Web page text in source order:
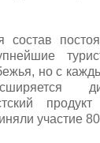
но с
участие